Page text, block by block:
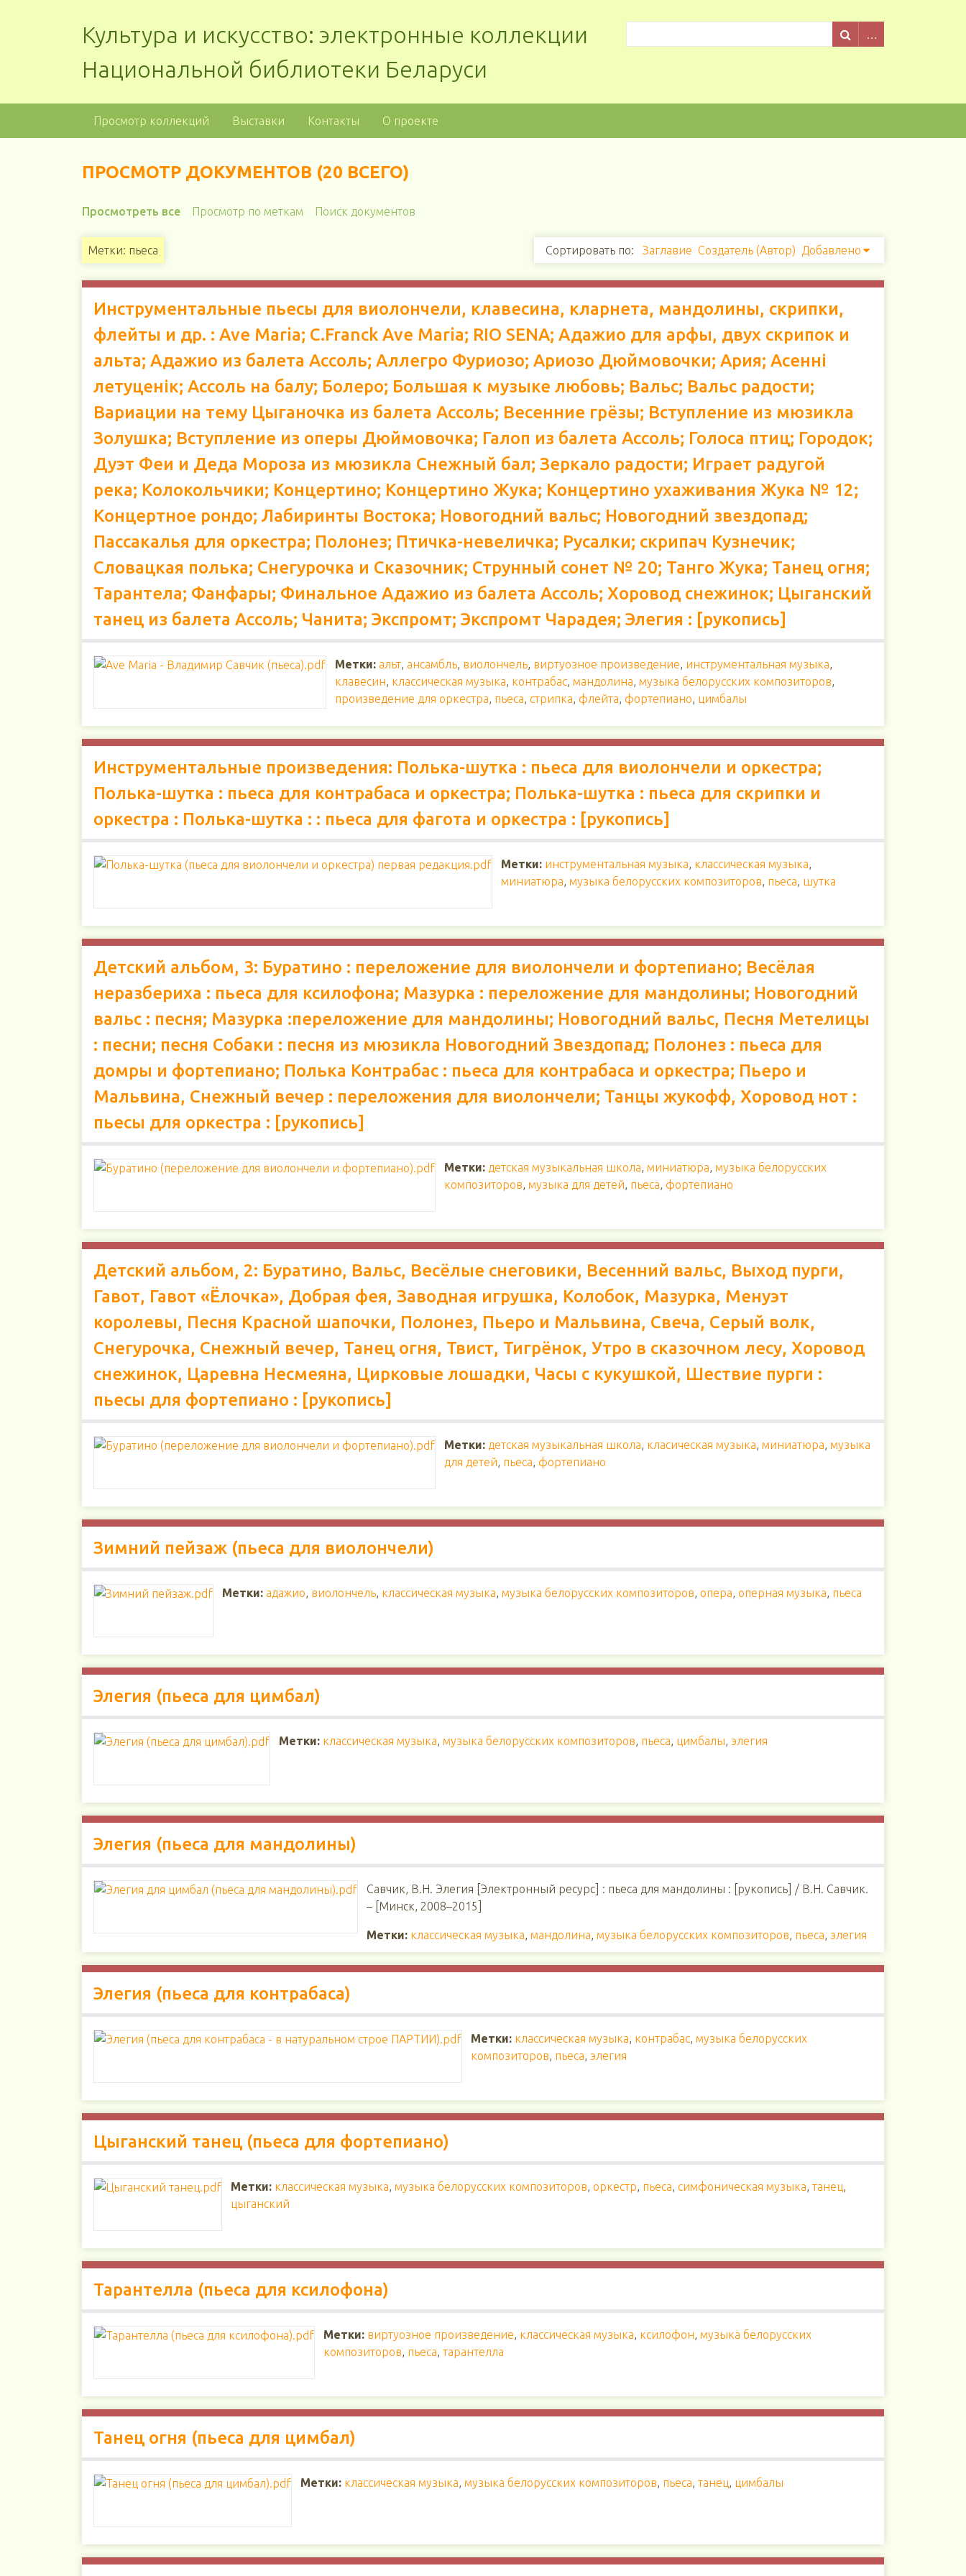
Культура и искусство: электронные коллекции
Национальной библиотеки Беларуси
Просмотр коллекций Выставки Контакты О проекте
ПРОСМОТР ДОКУМЕНТОВ (20 ВСЕГО)
Просмотреть все Просмотр по меткам Поиск документов
Метки: пьеса Сортировать по: Заглавие Создатель (Автор) Добавлено
Инструментальные пьесы для виолончели, клавесина, кларнета, мандолины, скрипки,
флейты и др. : Ave Maria; C.Franck Ave Maria; RIO SENA; Адажио для арфы, двух скрипок и
альта; Адажио из балета Ассоль; Аллегро Фуриозо; Ариозо Дюймовочки; Ария; Асенні
летуценік; Ассоль на балу; Болеро; Большая к музыке любовь; Вальс; Вальс радости;
Вариации на тему Цыганочка из балета Ассоль; Весенние грёзы; Вступление из мюзикла
Золушка; Вступление из оперы Дюймовочка; Галоп из балета Ассоль; Голоса птиц; Городок;
Дуэт Феи и Деда Мороза из мюзикла Снежный бал; Зеркало радости; Играет радугой
река; Колокольчики; Концертино; Концертино Жука; Концертино ухаживания Жука № 12;
Концертное рондо; Лабиринты Востока; Новогодний вальс; Новогодний звездопад;
Пассакалья для оркестра; Полонез; Птичка-невеличка; Русалки; скрипач Кузнечик;
Словацкая полька; Снегурочка и Сказочник; Струнный сонет № 20; Танго Жука; Танец огня;
Тарантела; Фанфары; Финальное Адажио из балета Ассоль; Хоровод снежинок; Цыганский
танец из балета Ассоль; Чанита; Экспромт; Экспромт Чарадея; Элегия : [рукопись]
Метки: альт, ансамбль, виолончель, виртуозное произведение, инструментальная музыка,
клавесин, классическая музыка, контрабас, мандолина, музыка белорусских композиторов,
произведение для оркестра, пьеса, стрипка, флейта, фортепиано, цимбалы
Инструментальные произведения: Полька-шутка : пьеса для виолончели и оркестра;
Полька-шутка : пьеса для контрабаса и оркестра; Полька-шутка : пьеса для скрипки и
оркестра : Полька-шутка : : пьеса для фагота и оркестра : [рукопись]
Метки: инструментальная музыка, классическая музыка,
миниатюра, музыка белорусских композиторов, пьеса, шутка
Детский альбом, 3: Буратино : переложение для виолончели и фортепиано; Весёлая
неразбериха : пьеса для ксилофона; Мазурка : переложение для мандолины; Новогодний
вальс : песня; Мазурка :переложение для мандолины; Новогодний вальс, Песня Метелицы
: песни; песня Собаки : песня из мюзикла Новогодний Звездопад; Полонез : пьеса для
домры и фортепиано; Полька Контрабас : пьеса для контрабаса и оркестра; Пьеро и
Мальвина, Снежный вечер : переложения для виолончели; Танцы жукофф, Хоровод нот :
пьесы для оркестра : [рукопись]
Метки: детская музыкальная школа, миниатюра, музыка белорусских
композиторов, музыка для детей, пьеса, фортепиано
Детский альбом, 2: Буратино, Вальс, Весёлые снеговики, Весенний вальс, Выход пурги,
Гавот, Гавот «Ёлочка», Добрая фея, Заводная игрушка, Колобок, Мазурка, Менуэт
королевы, Песня Красной шапочки, Полонез, Пьеро и Мальвина, Свеча, Серый волк,
Снегурочка, Снежный вечер, Танец огня, Твист, Тигрёнок, Утро в сказочном лесу, Хоровод
снежинок, Царевна Несмеяна, Цирковые лошадки, Часы с кукушкой, Шествие пурги :
пьесы для фортепиано : [рукопись]
Метки: детская музыкальная школа, класическая музыка, миниатюра, музыка
для детей, пьеса, фортепиано
Зимний пейзаж (пьеса для виолончели)
Метки: адажио, виолончель, классическая музыка, музыка белорусских композиторов, опера, оперная музыка, пьеса
Элегия (пьеса для цимбал)
Метки: классическая музыка, музыка белорусских композиторов, пьеса, цимбалы, элегия
Элегия (пьеса для мандолины)
Савчик, В.Н. Элегия [Электронный ресурс] : пьеса для мандолины : [рукопись] / В.Н. Савчик.
– [Минск, 2008–2015]
Метки: классическая музыка, мандолина, музыка белорусских композиторов, пьеса, элегия
Элегия (пьеса для контрабаса)
Метки: классическая музыка, контрабас, музыка белорусских
композиторов, пьеса, элегия
Цыганский танец (пьеса для фортепиано)
Метки: классическая музыка, музыка белорусских композиторов, оркестр, пьеса, симфоническая музыка, танец,
цыганский
Тарантелла (пьеса для ксилофона)
Метки: виртуозное произведение, классическая музыка, ксилофон, музыка белорусских
композиторов, пьеса, тарантелла
Танец огня (пьеса для цимбал)
Метки: классическая музыка, музыка белорусских композиторов, пьеса, танец, цимбалы